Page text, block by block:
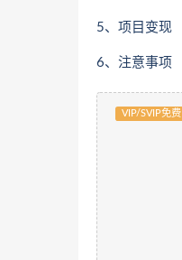
5、项目变现
6、注意事项
VIP/SVIP免费